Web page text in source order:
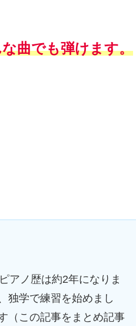
曲でも弾けます。
アノ歴は約2年になりま
独学で練習を始めまし
（この記事をまとめ記事